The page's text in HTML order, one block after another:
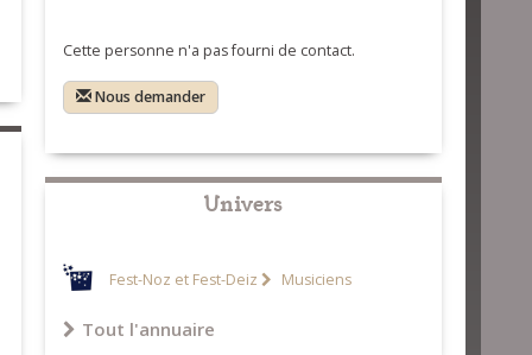
Cette personne n'a pas fourni de contact.
Nous demander
Univers
Fest-Noz et Fest-Deiz Musiciens
Tout l'annuaire